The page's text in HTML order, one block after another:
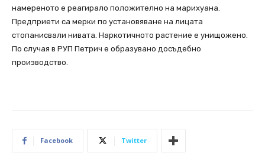
намереното е реагирало положително на марихуана.
Предприети са мерки по установяване на лицата
стопанисвали нивата. Наркотичното растение е унищожено.
По случая в РУП Петрич е образувано досъдебно
производство.
Facebook Twitter